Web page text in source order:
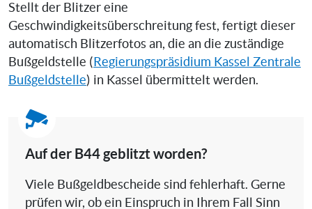
Stellt der Blitzer eine
Geschwindigkeitsüberschreitung fest, fertigt dieser
automatisch Blitzerfotos an, die an die zuständige
Bußgeldstelle ( Regierungspräsidium Kassel Zentrale
Bußgeldstelle) in Kassel übermittelt werden.
Auf der B44 geblitzt worden?
Viele Bußgeldbescheide sind fehlerhaft. Gerne
prüfen wir, ob ein Einspruch in Ihrem Fall Sinn